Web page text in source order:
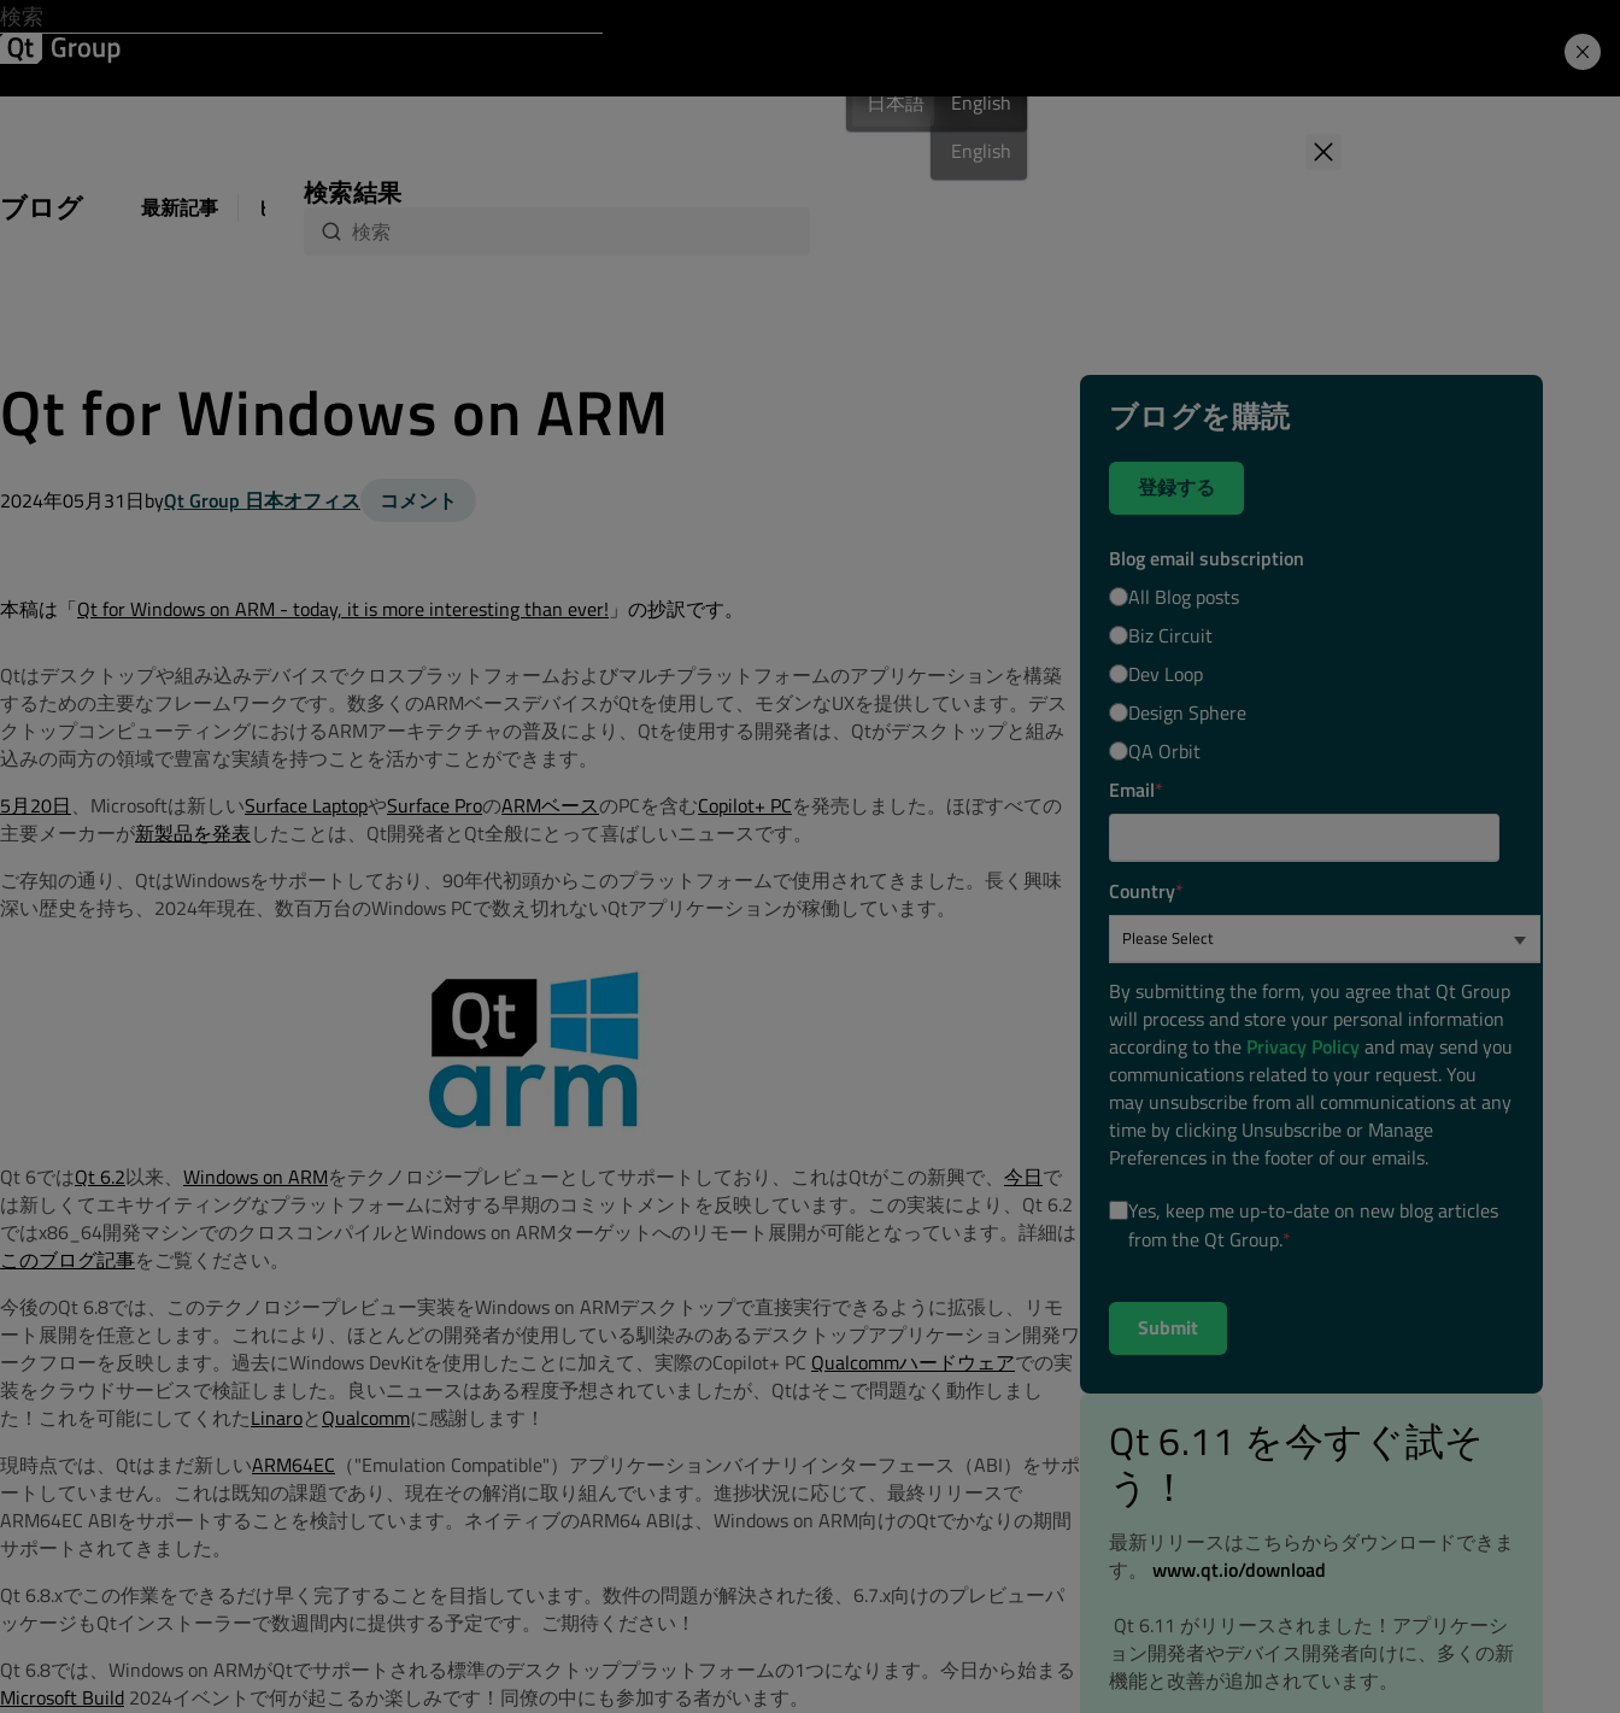
日本語
English
日本語 English
ブログ 最新記事 ビジネス 開発
検索結果
Qt for Windows on ARM
2024年05月31日byQt Group 日本オフィス コメント
本稿は「Qt for Windows on ARM - today, it is more interesting than ever! 」の抄訳です。
Qtはデスクトップや組み込みデバイスでクロスプラットフォームおよびマルチプラットフォームのアプリケーションを構築
するための主要なフレームワークです。数多くのARMベースデバイスがQtを使用して、モダンなUXを提供しています。 デス
クトップコンピューティングにおけるARMアーキテクチャの普及により、Qtを使用する開発者は、Qtがデスクトップと組み
込みの両方の領域で豊富な実績を持つことを活かすことができます。
5月20日 、Microsoftは新しいSurface LaptopやSurface ProのARMベースのPCを含むCopilot+ PCを発売しました。ほぼすべての
主要メーカーが新製品を発表したことは、 Qt開発者とQt全般にとって喜ばしいニュースです。
ご存知の通り、QtはWindowsをサポートしており、90年代初頭からこのプラットフォームで使用されてきました。長く興味
深い歴史を持ち、2024年現在、数百万台のWindows PCで数え切れないQtアプリケーションが稼働しています。
Qt 6ではQt 6.2以来、 Windows on ARMをテクノロジープレビューとしてサポートしており、これはQtがこの新興で、 今日で
は新しくてエキサイティングなプラットフォームに対する早期のコミットメントを反映しています。この実装により、Qt 6.2
ではx86_64開発マシンでのクロスコンパイルとWindows on ARMターゲットへのリモート展開が可能となっています。詳細は
このブログ記事をご覧ください。
今後のQt 6.8では、このテクノロジープレビュー実装をWindows on ARMデスクトップで直接実行できるように拡張し、リモ
ート展開を任意とします。これにより、ほとんどの開発者が使用している馴染みのあるデスクトップアプリケーション開発ワ
ークフローを反映します。過去にWindows DevKitを使用したことに加えて、実際のCopilot+ PC Qualcommハードウェアでの実
装をクラウドサービスで検証しました。良いニュースはある程度予想されていましたが、Qtはそこで問題なく動作しまし
た！これを可能にしてくれたLinaroとQualcommに感謝します！
現時点では、Qtはまだ新しいARM64EC （"Emulation Compatible"）アプリケーションバイナリインターフェース（ABI）をサポ
ートしていません。これは既知の課題であり、現在その解消に取り組んでいます。進捗状況に応じて、最終リリースで
ARM64EC ABIをサポートすることを検討しています。ネイティブのARM64 ABIは、Windows on ARM向けのQtでかなりの期間
サポートされてきました。
Qt 6.8.xでこの作業をできるだけ早く完了することを目指しています。数件の問題が解決された後、6.7.x向けのプレビューパ
ッケージもQtインストーラーで数週間内に提供する予定です。ご期待ください！
Qt 6.8では、Windows on ARMがQtでサポートされる標準のデスクトッププラットフォームの1つになります。今日から始まる
Microsoft Build 2024イベントで何が起こるか楽しみです！同僚の中にも参加する者がいます。
ブログを購読
登録する
Blog email subscription
All Blog posts
Biz Circuit
Dev Loop
Design Sphere
QA Orbit
Email*
Country*
By submitting the form, you agree that Qt Group
will process and store your personal information
according to the Privacy Policyand may send you
communications related to your request. You
may unsubscribe from all communications at any
time by clicking Unsubscribe or Manage
Preferences in the footer of our emails.
Yes, keep me up-to-date on new blog articles
from the Qt Group.*
Qt 6.11 を今すぐ試そ
う！
最新リリースはこちらからダウンロードできま
す。 www.qt.io/download
Qt 6.11 がリリースされました！アプリケーシ
ョン開発者やデバイス開発者向けに、多くの新
機能と改善が追加されています。